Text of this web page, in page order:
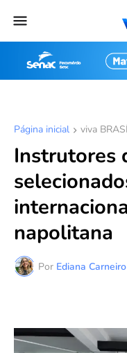
Página inicial viva
Instrutores
napolitana
Por Ediana Carneiro